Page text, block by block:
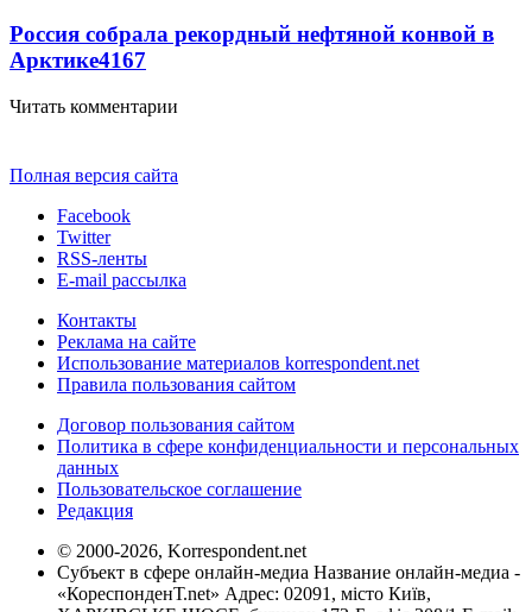
Россия собрала рекордный нефтяной конвой в
Арктике4167
Читать комментарии
Полная версия сайта
Facebook
Twitter
RSS-ленты
E-mail рассылка
Контакты
Реклама на сайте
Использование материалов korrespondent.net
Правила пользования сайтом
Договор пользования сайтом
Политика в сфере конфиденциальности и персональных
данных
Пользовательское соглашение
Редакция
© 2000-2026, Korrespondent.net
Субъект в сфере онлайн-медиа Название онлайн-медиа -
«КореспонденТ.net» Адрес: 02091, місто Київ,